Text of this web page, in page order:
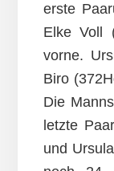
erste
Elke Voll
vorne.
Biro
Die
letzte
und